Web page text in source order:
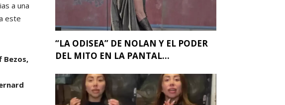
a una
este
Bezos,
“LA ODISEA” DE NOLAN Y EL PODER
DEL MITO EN LA PANTAL...